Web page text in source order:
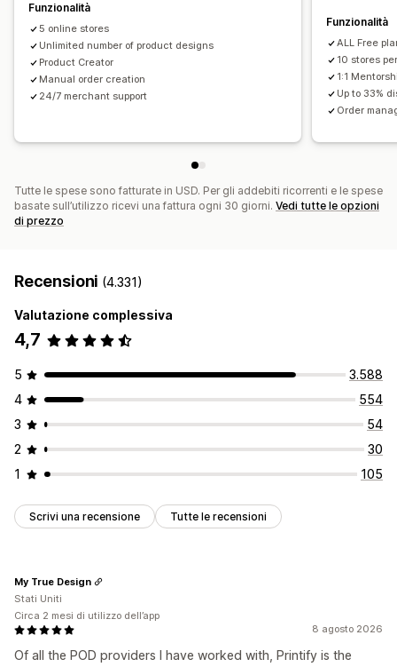
Prodotti organici
Opzioni di spedizione
White label Spedizione in blocco
Spedizione ecosostenibile
Evasione ordini globale
Funzionalità
5 online stores
Unlimited number of product designs
Product Creator
Manual order creation
24/7 merchant support
Funzionalità
ALL Free
10 stores
1:1
Up to 33%
Order
Tutte le spese sono fatturate in USD. Per gli addebiti ricorrenti e le spese
basate sull’utilizzo ricevi una fattura ogni 30 giorni. Vedi tutte le opzioni
di prezzo
Recensioni (4.331)
Valutazione complessiva
4,7
5
3.588
4
554
3
54
2
30
1
105
Scrivi una recensione Tutte le recensioni
8 agosto 2026
Of all the POD providers I have worked with, Printify is the
My True Design
Stati Uniti
Circa 2 mesi di utilizzo dell’app